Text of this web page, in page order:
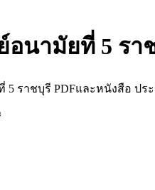
นามัยที่ 5 รา
ราชบุรี PDFและหนังสือ ปร